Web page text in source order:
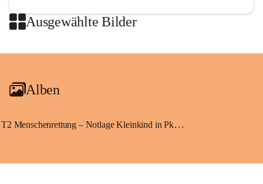
Ausgewählte Bilder
+2
Alben
T2 Menschenrettung – Notlage Kleinkind in Pkw eingeschlossen